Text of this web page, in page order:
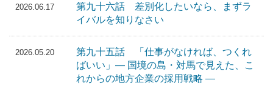
2026.06.17
第九十六話 差別化したいなら、まずラ
イバルを知りなさい
2026.05.20
第九十五話 「仕事がなければ、つくれ
ばいい」― 国境の島・対馬で見えた、こ
れからの地方企業の採用戦略 ―